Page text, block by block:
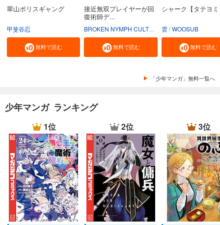
翠山ポリスギャング
甲斐谷忍
無料で読む
接近無双プレイヤーが回
復術師デ...
BROKEN NYMPH CULTURE INK KNIFE
無料で読む
シャーク【タテヨ
雲 WOOSUB
無料で読む
「少年マンガ」無料一覧へ
少年マンガ ランキング
1位 2位 3位